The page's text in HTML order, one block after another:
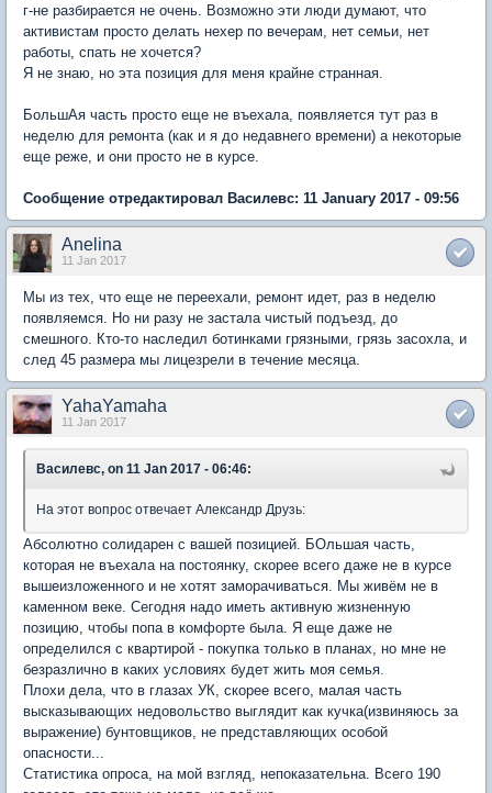
г-не разбирается не очень. Возможно эти люди думают, что
активистам просто делать нехер по вечерам, нет семьи, нет
работы, спать не хочется?
Я не знаю, но эта позиция для меня крайне странная.
БольшАя часть просто еще не въехала, появляется тут раз в
неделю для ремонта (как и я до недавнего времени) а некоторые
еще реже, и они просто не в курсе.
Сообщение отредактировал Василевс: 11 January 2017 - 09:56
Anelina
11 Jan 2017
Мы из тех, что еще не переехали, ремонт идет, раз в неделю
появляемся. Но ни разу не застала чистый подъезд, до
смешного. Кто-то наследил ботинками грязными, грязь засохла, и
след 45 размера мы лицезрели в течение месяца.
YahaYamaha
11 Jan 2017
Василевс, on 11 Jan 2017 - 06:46:
На этот вопрос отвечает Александр Друзь:
Абсолютно солидарен с вашей позицией. БОльшая часть,
которая не въехала на постоянку, скорее всего даже не в курсе
вышеизложенного и не хотят заморачиваться. Мы живём не в
каменном веке. Сегодня надо иметь активную жизненную
позицию, чтобы попа в комфорте была. Я еще даже не
определился с квартирой - покупка только в планах, но мне не
безразлично в каких условиях будет жить моя семья.
Плохи дела, что в глазах УК, скорее всего, малая часть
высказывающих недовольство выглядит как кучка(извиняюсь за
выражение) бунтовщиков, не представляющих особой
опасности...
Статистика опроса, на мой взгляд, непоказательна. Всего 190